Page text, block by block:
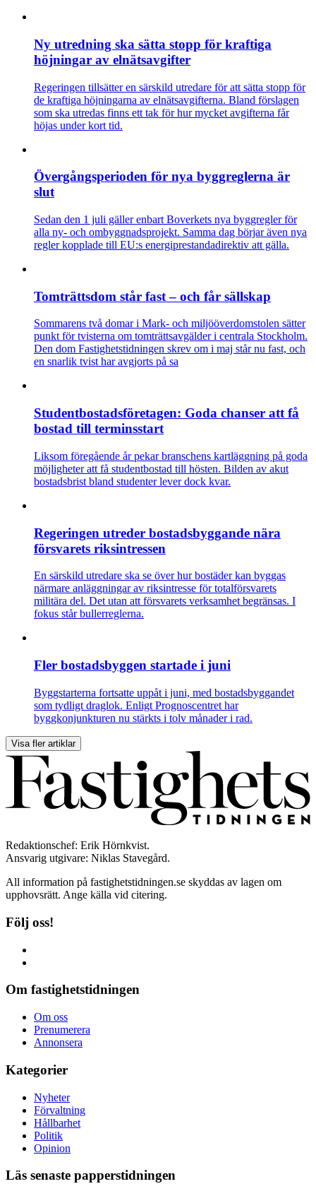
Ny utredning ska sätta stopp för kraftiga
höjningar av elnätsavgifter
Regeringen tillsätter en särskild utredare för att sätta stopp för
de kraftiga höjningarna av elnätsavgifterna. Bland förslagen
som ska utredas finns ett tak för hur mycket avgifterna får
höjas under kort tid.
Övergångsperioden för nya byggreglerna är
slut
Sedan den 1 juli gäller enbart Boverkets nya byggregler för
alla ny- och ombyggnadsprojekt. Samma dag börjar även nya
regler kopplade till EU:s energiprestandadirektiv att gälla.
Tomträttsdom står fast – och får sällskap
Sommarens två domar i Mark- och miljööverdomstolen sätter
punkt för tvisterna om tomträttsavgälder i centrala Stockholm.
Den dom Fastighetstidningen skrev om i maj står nu fast, och
en snarlik tvist har avgjorts på sa
Studentbostadsföretagen: Goda chanser att få
bostad till terminsstart
Liksom föregående år pekar branschens kartläggning på goda
möjligheter att få studentbostad till hösten. Bilden av akut
bostadsbrist bland studenter lever dock kvar.
Regeringen utreder bostadsbyggande nära
försvarets riksintressen
En särskild utredare ska se över hur bostäder kan byggas
närmare anläggningar av riksintresse för totalförsvarets
militära del. Det utan att försvarets verksamhet begränsas. I
fokus står bullerreglerna.
Fler bostadsbyggen startade i juni
Byggstarterna fortsatte uppåt i juni, med bostadsbyggandet
som tydligt draglok. Enligt Prognoscentret har
byggkonjunkturen nu stärkts i tolv månader i rad.
Visa fler artiklar
Redaktionschef: Erik Hörnkvist.
Ansvarig utgivare: Niklas Stavegård.
All information på fastighetstidningen.se skyddas av lagen om
upphovsrätt. Ange källa vid citering.
Följ oss!
Om fastighetstidningen
Om oss
Prenumerera
Annonsera
Kategorier
Nyheter
Förvaltning
Hållbarhet
Politik
Opinion
Läs senaste papperstidningen